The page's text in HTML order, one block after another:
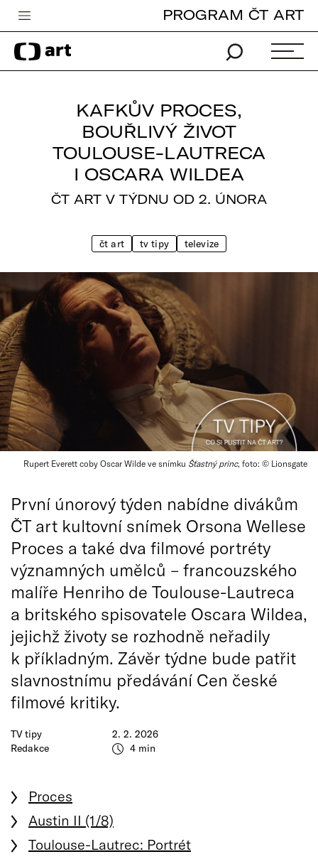
Česká televize
Zpravodajství
TV program
PROGRAM ČT ART
KAFKŮV PROCES,
BOUŘLIVÝ ŽIVOT
TOULOUSE-LAUTRECA
I OSCARA WILDEA
ČT ART V TÝDNU OD 2. ÚNORA
čt art tv tipy televize
Rupert Everett coby Oscar Wilde ve snímku Šťastný princ, foto: © Lionsgate
TV tipy
Redakce
2. 2. 2026
4 min
První únorový týden nabídne divákům
ČT art kultovní snímek Orsona Wellese
Proces a také dva filmové portréty
významných umělců – francouzského
malíře Henriho de Toulouse-Lautreca
a britského spisovatele Oscara Wildea,
jejichž životy se rozhodně neřadily
k příkladným. Závěr týdne bude patřit
slavnostnímu předávání Cen české
filmové kritiky.
Proces
Austin II (1/8)
Toulouse-Lautrec: Portrét